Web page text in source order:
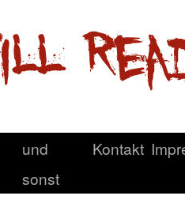
und
sonst
Kontakt